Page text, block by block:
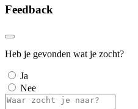
Feedback
Heb je gevonden wat je zocht?
Ja
Nee